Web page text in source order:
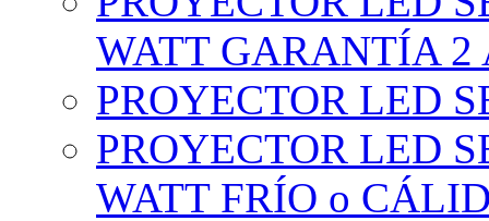
WATT GARANTÍA 2
PROYECTOR LED
PROYECTOR LED
WATT FRÍO o